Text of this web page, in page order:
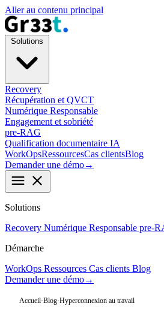
Aller au contenu principal
Recovery
Récupération et QVCT
Numérique Responsable
Engagement et sobriété
pre-RAG
Qualification documentaire IA
WorkOpsRessourcesCas clientsBlog
Demander une démo→
menu close
Solutions
Recovery Numérique Responsable pre-
Démarche
WorkOps Ressources Cas clients Blog
Demander une démo→
Accueil·Blog·Hyperconnexion au travail